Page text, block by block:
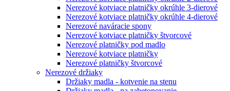
Nerezové kotviace platničky okrúhle 3-dierové
Nerezové kotviace platničky okrúhle 4-dierové
Nerezové naváracie spony
Nerezové kotviace platničky štvorcové
Nerezové platničky pod madlo
Nerezové kotviace platničky
Nerezové platničky štvorcové
Nerezové držiaky
Držiaky madla - kotvenie na stenu